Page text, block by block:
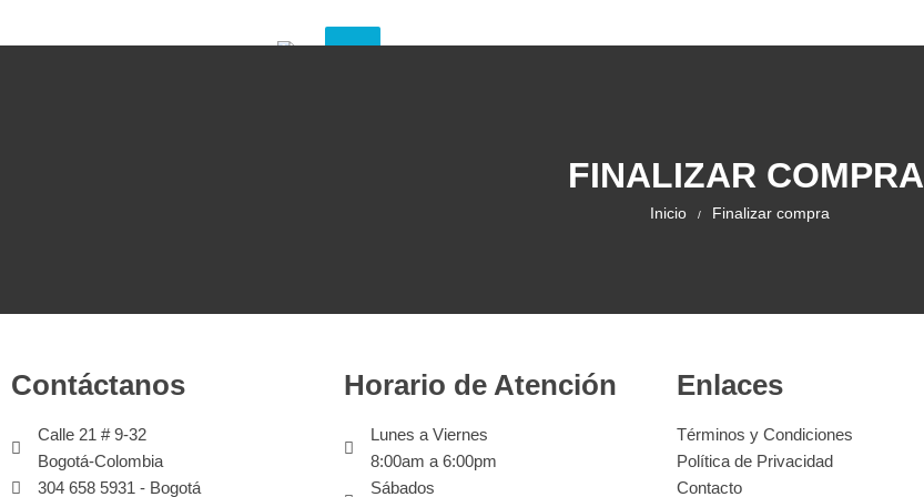
X
FINALIZAR COMPRA
Inicio Finalizar compra
Contáctanos
Calle 21 # 9-32
Bogotá-Colombia
304 658 5931 - Bogotá
Horario de Atención
Lunes a Viernes
8:00am a 6:00pm
Sábados
Enlaces
Términos y Condiciones
Política de Privacidad
Contacto